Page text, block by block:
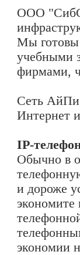
ООО
Мы готовы
учебными
фирмами,
Сеть
Интернет
IP-
Обычно в
и дороже
экономите
экономии